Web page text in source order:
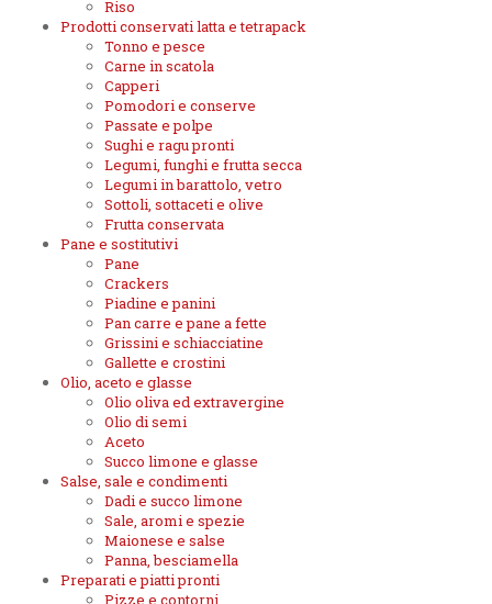
Riso
Prodotti conservati latta e tetrapack
Tonno e pesce
Carne in scatola
Capperi
Pomodori e conserve
Passate e polpe
Sughi e ragu pronti
Legumi, funghi e frutta secca
Legumi in barattolo, vetro
Sottoli, sottaceti e olive
Frutta conservata
Pane e sostitutivi
Pane
Crackers
Piadine e panini
Pan carre e pane a fette
Grissini e schiacciatine
Gallette e crostini
Olio, aceto e glasse
Olio oliva ed extravergine
Olio di semi
Aceto
Succo limone e glasse
Salse, sale e condimenti
Dadi e succo limone
Sale, aromi e spezie
Maionese e salse
Panna, besciamella
Preparati e piatti pronti
Pizze e contorni